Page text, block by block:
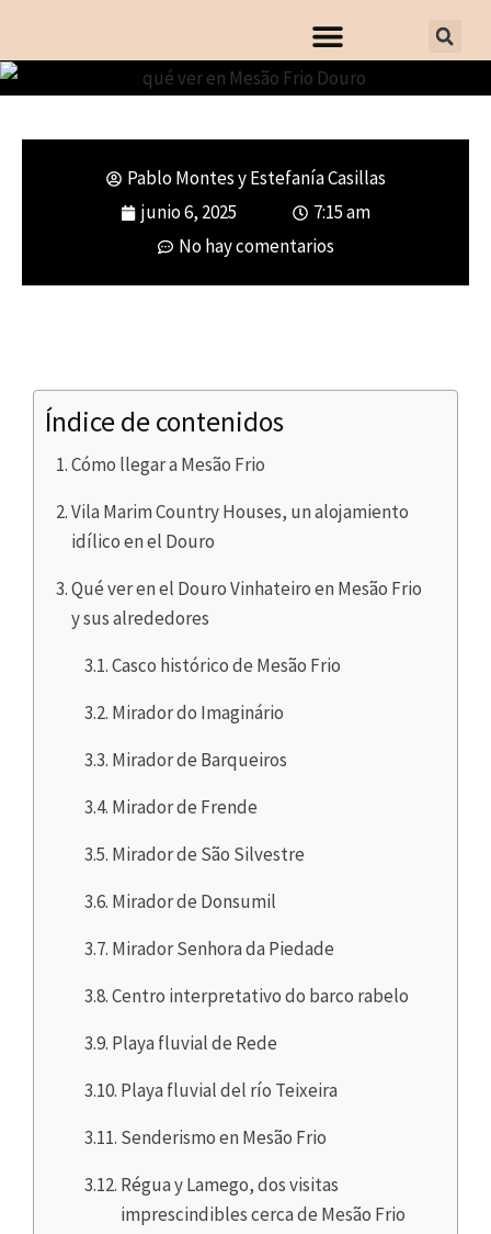
Ruta por el Douro portugués en
Mesão Frio
Pablo Montes y Estefanía Casillas
junio 6, 2025
7:15 am
No hay comentarios
Índice de contenidos
Cómo llegar a Mesão Frio
Vila Marim Country Houses, un alojamiento
idílico en el Douro
Qué ver en el Douro Vinhateiro en Mesão Frio
y sus alrededores
Casco histórico de Mesão Frio
Mirador do Imaginário
Mirador de Barqueiros
Mirador de Frende
Mirador de São Silvestre
Mirador de Donsumil
Mirador Senhora da Piedade
Centro interpretativo do barco rabelo
Playa fluvial de Rede
Playa fluvial del río Teixeira
Senderismo en Mesão Frio
Régua y Lamego, dos visitas
imprescindibles cerca de Mesão Frio